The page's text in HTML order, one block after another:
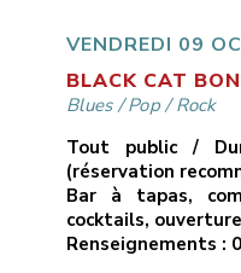
VENDREDI 09
BLACK CAT
Blues/Pop/Rock
Tout public /
(réservation
Bar à tapas,
cocktails,
Renseignements :